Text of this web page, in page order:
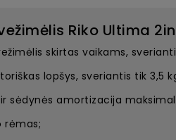
Riko Ultima
skirtas vaikams,
lopšys, sveriantis tik 3,5
sėdynės amortizacija
rėmas;